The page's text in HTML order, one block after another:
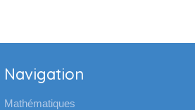
Navigation
Mathématiques